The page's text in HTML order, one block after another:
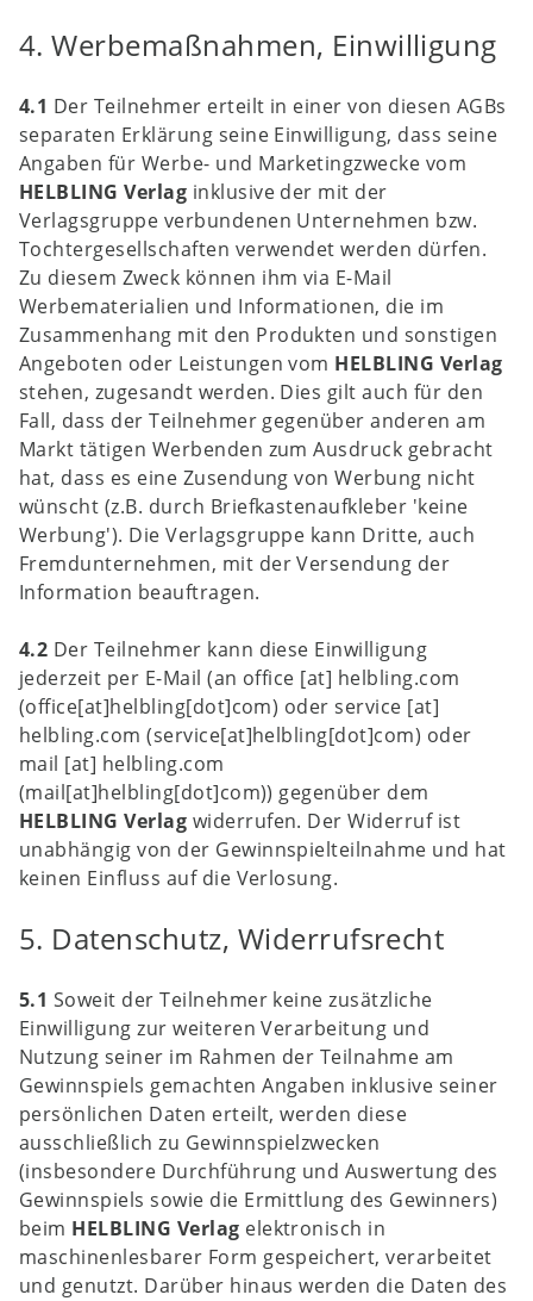
4. Werbemaßnahmen, Einwilligung
4.1 Der Teilnehmer erteilt in einer von diesen AGBs
separaten Erklärung seine Einwilligung, dass seine
Angaben für Werbe- und Marketingzwecke vom
HELBLING Verlag inklusive der mit der
Verlagsgruppe verbundenen Unternehmen bzw.
Tochtergesellschaften verwendet werden dürfen.
Zu diesem Zweck können ihm via E-Mail
Werbematerialien und Informationen, die im
Zusammenhang mit den Produkten und sonstigen
Angeboten oder Leistungen vom HELBLING Verlag
stehen, zugesandt werden. Dies gilt auch für den
Fall, dass der Teilnehmer gegenüber anderen am
Markt tätigen Werbenden zum Ausdruck gebracht
hat, dass es eine Zusendung von Werbung nicht
wünscht (z.B. durch Briefkastenaufkleber 'keine
Werbung'). Die Verlagsgruppe kann Dritte, auch
Fremdunternehmen, mit der Versendung der
Information beauftragen.
4.2 Der Teilnehmer kann diese Einwilligung
jederzeit per E-Mail (an office [at] helbling.com
(office[at]helbling[dot]com) oderservice [at]
helbling.com (service[at]helbling[dot]com) oder
mail [at] helbling.com
(mail[at]helbling[dot]com)) gegenüber dem
HELBLING Verlag widerrufen. Der Widerruf ist
unabhängig von der Gewinnspielteilnahme und hat
keinen Einfluss auf die Verlosung.
5. Datenschutz, Widerrufsrecht
5.1 Soweit der Teilnehmer keine zusätzliche
Einwilligung zur weiteren Verarbeitung und
Nutzung seiner im Rahmen der Teilnahme am
Gewinnspiels gemachten Angaben inklusive seiner
persönlichen Daten erteilt, werden diese
ausschließlich zu Gewinnspielzwecken
(insbesondere Durchführung und Auswertung des
Gewinnspiels sowie die Ermittlung des Gewinners)
beim HELBLING Verlag elektronisch in
maschinenlesbarer Form gespeichert, verarbeitet
und genutzt. Darüber hinaus werden die Daten des